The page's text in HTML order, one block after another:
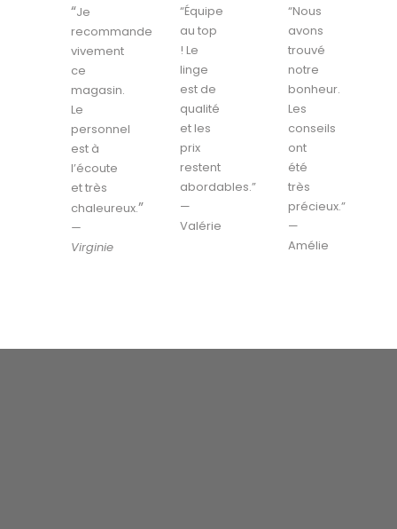
“Je
recommande
vivement
ce
magasin.
Le
personnel
est à
l’écoute
et très
chaleureux.”
—
Virginie
“Équipe
au top
! Le
linge
est de
qualité
et les
prix
restent
abordables.”
—
Valérie
“Nous
avons
trouvé
notre
bonheur.
Les
conseils
ont
été
très
précieux.”
—
Amélie